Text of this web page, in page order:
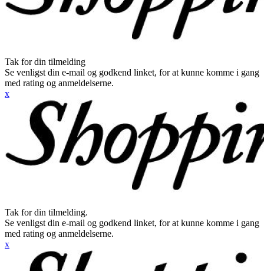
Tak for din tilmelding
Se venligst din e-mail og godkend linket, for at kunne komme i gang
med rating og anmeldelserne.
x
Tak for din tilmelding.
Se venligst din e-mail og godkend linket, for at kunne komme i gang
med rating og anmeldelserne.
x